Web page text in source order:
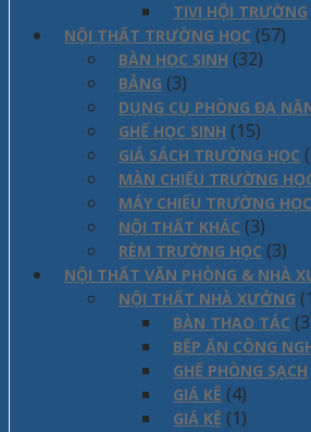
TIVI HỘI TRƯỜNG
NỘI THẤT TRƯỜNG HỌC (57)
BÀN HỌC SINH (32)
BẢNG (3)
DỤNG CỤ PHÒNG ĐA
GHẾ HỌC SINH (15)
GIÁ SÁCH TRƯỜNG HỌC
MÀN CHIẾU TRƯỜNG
MÁY CHIẾU TRƯỜNG HỌC
NỘI THẤT KHÁC (3)
RÈM TRƯỜNG HỌC (3)
NỘI THẤT VĂN PHÒNG & NHÀ
NỘI THẤT NHÀ XƯỞNG
BÀN THAO TÁC
BẾP ĂN CÔNG
GHẾ PHÒNG SẠCH
GIÁ KÊ (4)
GIÁ KỆ (1)